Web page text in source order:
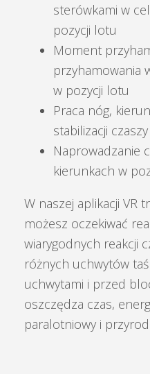
sterówkami w
pozycji lotu
Moment
przyhamowania
w pozycji lotu
Praca nóg,
stabilizacji
Naprowadzanie
kierunkach w
W naszej aplikacji VR
możesz oczekiwać
wiarygodnych reakcji
różnych uchwytów
uchwytami i przed
oszczędza czas,
paralotniowy i